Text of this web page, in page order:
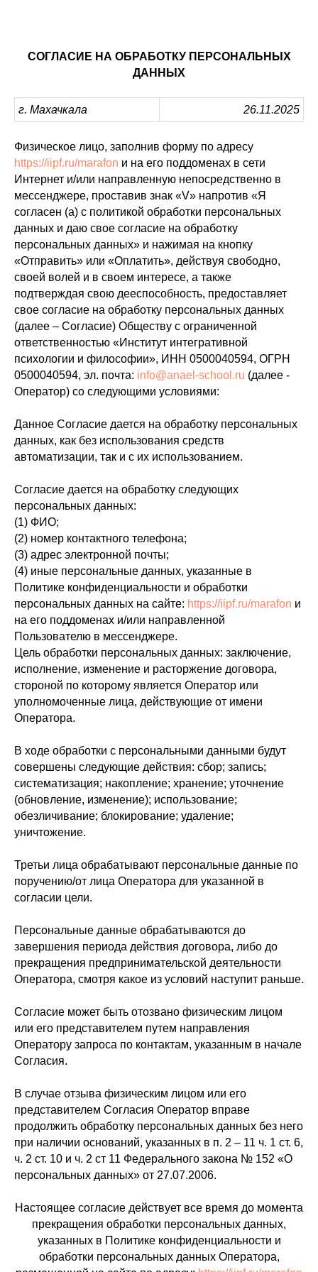
СОГЛАСИЕ НА ОБРАБОТКУ ПЕРСОНАЛЬНЫХ
ДАННЫХ
г. Махачкала 26.11.2025
Физическое лицо, заполнив форму по адресу
https://iipf.ru/marafon и на его поддоменах в сети
Интернет и/или направленную непосредственно в
мессенджере, проставив знак «V» напротив «Я
согласен (а) с политикой обработки персональных
данных и даю свое согласие на обработку
персональных данных» и нажимая на кнопку
«Отправить» или «Оплатить», действуя свободно,
своей волей и в своем интересе, а также
подтверждая свою дееспособность, предоставляет
свое согласие на обработку персональных данных
(далее – Согласие) Обществу с ограниченной
ответственностью «Институт интегративной
психологии и философии», ИНН 0500040594, ОГРН
0500040594, эл. почта: info@anael-school.ru (далее -
Оператор) со следующими условиями:
Данное Согласие дается на обработку персональных
данных, как без использования средств
автоматизации, так и с их использованием.
Согласие дается на обработку следующих
персональных данных:
(1) ФИО;
(2) номер контактного телефона;
(3) адрес электронной почты;
(4) иные персональные данных, указанные в
Политике конфиденциальности и обработки
персональных данных на сайте: https://iipf.ru/marafon и
на его поддоменах и/или направленной
Пользователю в мессенджере.
Цель обработки персональных данных: заключение,
исполнение, изменение и расторжение договора,
стороной по которому является Оператор или
уполномоченные лица, действующие от имени
Оператора.
В ходе обработки с персональными данными будут
совершены следующие действия: сбор; запись;
систематизация; накопление; хранение; уточнение
(обновление, изменение); использование;
обезличивание; блокирование; удаление;
уничтожение.
Третьи лица обрабатывают персональные данные по
поручению/от лица Оператора для указанной в
согласии цели.
Персональные данные обрабатываются до
завершения периода действия договора, либо до
прекращения предпринимательской деятельности
Оператора, смотря какое из условий наступит раньше.
Согласие может быть отозвано физическим лицом
или его представителем путем направления
Оператору запроса по контактам, указанным в начале
Согласия.
В случае отзыва физическим лицом или его
представителем Согласия Оператор вправе
продолжить обработку персональных данных без него
при наличии оснований, указанных в п. 2 – 11 ч. 1 ст. 6,
ч. 2 ст. 10 и ч. 2 ст 11 Федерального закона № 152 «О
персональных данных» от 27.07.2006.
Настоящее согласие действует все время до момента
прекращения обработки персональных данных,
указанных в Политике конфиденциальности и
обработки персональных данных Оператора,